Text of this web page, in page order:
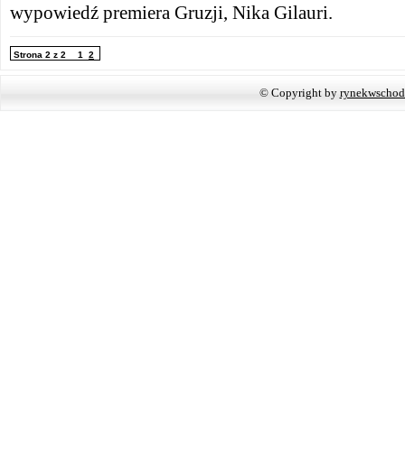
wypowiedź premiera Gruzji, Nika Gilauri.
Strona 2 z 2 1 2
© Copyright by